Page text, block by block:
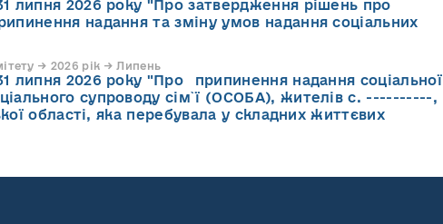
липня 2026 року "Про затвердження рішень про
надання та зміну умов надання соціальних
→ 2026 рік → Липень
липня 2026 року "Про припинення надання соціальної
супроводу cім`ї (ОСОБА), жителів с. ----------,
області, яка перебувала у складних життєвих